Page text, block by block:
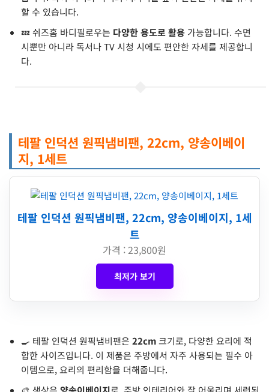
할 수 있습니다.
💤 쉬즈홈 바디필로우는 다양한 용도로 활용 가능합니다. 수면
시뿐만 아니라 독서나 TV 시청 시에도 편안한 자세를 제공합니
다.
테팔 인덕션 원픽냄비팬, 22cm, 양송이베이
지, 1세트
테팔 인덕션 원픽냄비팬, 22cm, 양송이베이지, 1세
트
가격 : 23,800원
최저가 보기
🍳 테팔 인덕션 원픽냄비팬은 22cm크기로, 다양한 요리에 적
합한 사이즈입니다. 이 제품은 주방에서 자주 사용되는 필수 아
이템으로, 요리의 편리함을 더해줍니다.